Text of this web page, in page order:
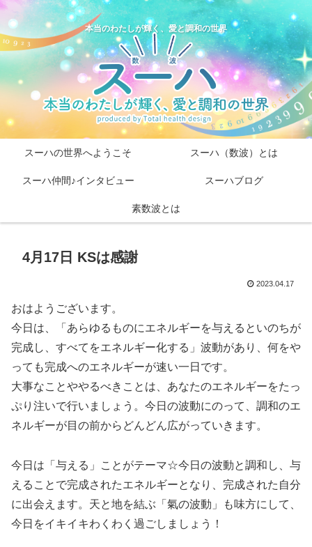
本当のわたしが輝く、愛と調和の世界
スーハの世界へようこそ スーハ（数波）とは
スーハ仲間♪インタビュー スーハブログ
素数波とは
4月17日 KSは感謝
2023.04.17
おはようございます。
今日は、「あらゆるものにエネルギーを与えるといのちが
完成し、すべてをエネルギー化する」波動があり、何をや
っても完成へのエネルギーが速い一日です。
大事なことややるべきことは、あなたのエネルギーをたっ
ぷり注いで行いましょう。今日の波動にのって、調和のエ
ネルギーが目の前からどんどん広がっていきます。
今日は「与える」ことがテーマ☆今日の波動と調和し、与
えることで完成されたエネルギーとなり、完成された自分
に出会えます。天と地を結ぶ「氣の波動」も味方にして、
今日をイキイキわくわく過ごしましょう！